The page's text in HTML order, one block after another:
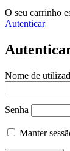
O seu carrinho
Autenticar
Nome de
Senha
Manter